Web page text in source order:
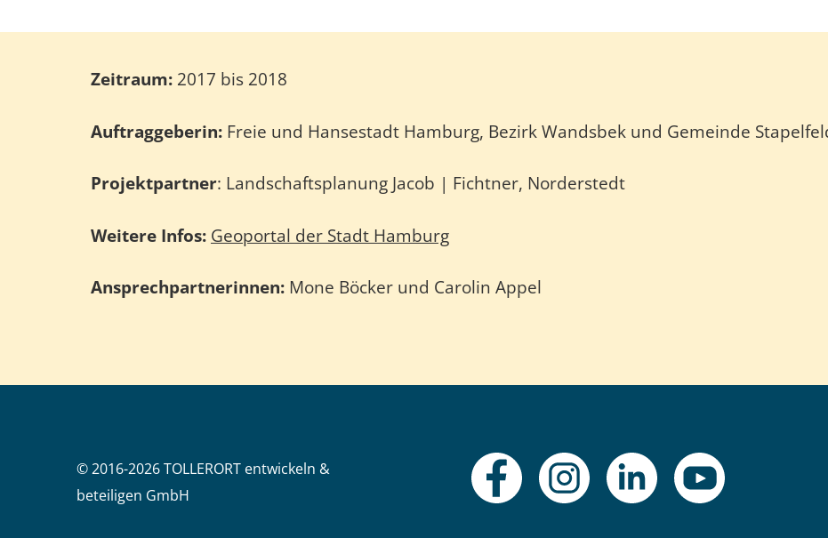
Zeitraum: 2017 bis 2018
Auftraggeberin: Freie und Hansestadt Hamburg, Bezirk Wandsbek und Gemeinde
Projektpartner: Landschaftsplanung Jacob | Fichtner, Norderstedt
Weitere Infos: Geoportal der Stadt Hamburg
Ansprechpartnerinnen: Mone Böcker und Carolin Appel
© 2016-2026 TOLLERORT entwickeln &
beteiligen GmbH